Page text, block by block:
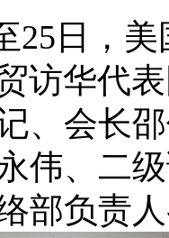
25日，
访华代
、会长
伟、二
部负责